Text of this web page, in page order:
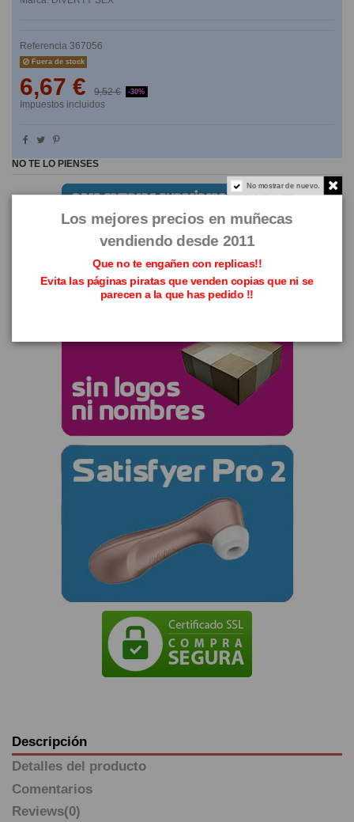
Referencia 367056
Fuera de stock
6,67 € 9,52 € -30%
Impuestos incluidos
NO TE LO PIENSES
Descripción
Detalles del producto
Comentarios
Reviews(0)
No mostrar de nuevo.
Los mejores precios en muñecas
vendiendo desde 2011
Que no te engañen con replicas!!
Evita las páginas piratas que venden copias que ni se
parecen a la que has pedido !!